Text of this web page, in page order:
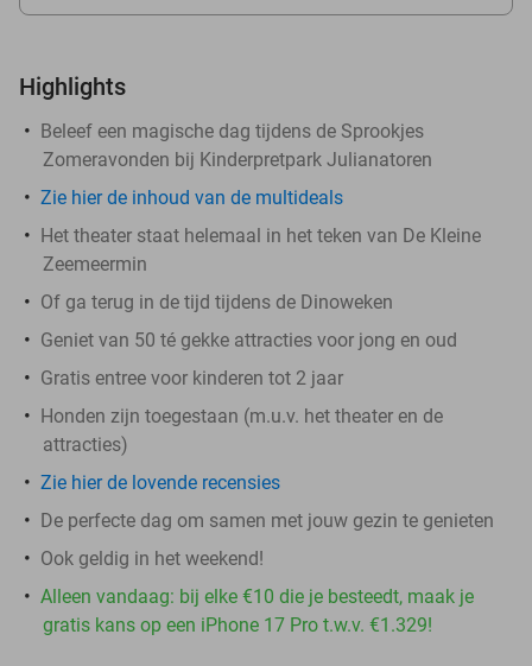
Highlights
Beleef een magische dag tijdens de Sprookjes
Zomeravonden bij Kinderpretpark Julianatoren
Zie hier de inhoud van de multideals
Het theater staat helemaal in het teken van De Kleine
Zeemeermin
Of ga terug in de tijd tijdens de Dinoweken
Geniet van 50 té gekke attracties voor jong en oud
Gratis entree voor kinderen tot 2 jaar
Honden zijn toegestaan (m.u.v. het theater en de
attracties)
Zie hier de lovende recensies
De perfecte dag om samen met jouw gezin te genieten
Ook geldig in het weekend!
Alleen vandaag: bij elke €10 die je besteedt, maak je
gratis kans op een iPhone 17 Pro t.w.v. €1.329!